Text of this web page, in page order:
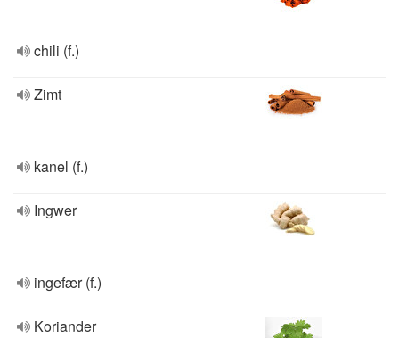
chili (f.)
Zimt
kanel (f.)
Ingwer
ingefær (f.)
Koriander